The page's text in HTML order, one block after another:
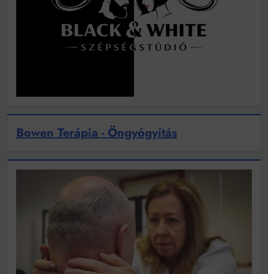
Bowen Terápia - Öngyógyítás